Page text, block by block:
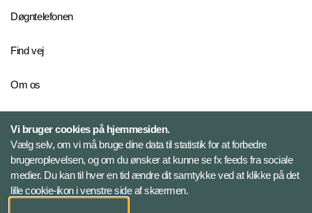
Døgntelefonen
Find vej
Om os
Følg Veterancentret
Facebook
Vi bruger cookies på hjemmesiden.
Vælg selv, om vi må bruge dine data til statistik for at forbedre
brugeroplevelsen, og om du ønsker at kunne se fx feeds fra sociale
medier. Du kan til hver en tid ændre dit samtykke ved at klikke på det
lille cookie-ikon i venstre side af skærmen.